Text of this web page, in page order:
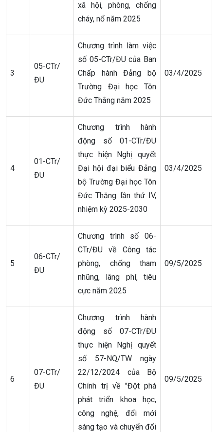
xã hội, phòng, chống
cháy, nổ năm 2025
3
05-CTr/
ĐU
Chương trình làm việc
số 05-CTr/ĐU của Ban
Chấp hành Đảng bộ
Trường Đại học Tôn
Đức Thắng năm 2025
03/4/2025
4
01-CTr/
ĐU
Chương trình hành
động số 01-CTr/ĐU
thực hiện Nghị quyết
Đại hội đại biểu Đảng
bộ Trường Đại học Tôn
Đức Thắng lần thứ IV,
nhiệm kỳ 2025-2030
03/4/2025
5
06-CTr/
ĐU
Chương trình số 06-
CTr/ĐU về Công tác
phòng, chống tham
nhũng, lãng phí, tiêu
cực năm 2025
09/5/2025
6
07-CTr/
ĐU
Chương trình hành
động số 07-CTr/ĐU
thực hiện Nghị quyết
số 57-NQ/TW ngày
22/12/2024 của Bộ
Chính trị về "Đột phá
phát triển khoa học,
công nghệ, đổi mới
sáng tạo và chuyển đổi
09/5/2025